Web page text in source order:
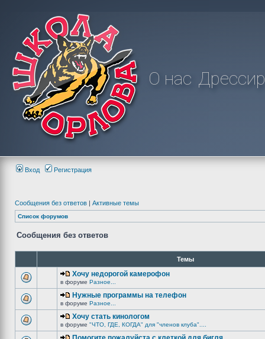
О нас
Вход Регистрация
Сообщения без ответов | Активные темы
Список форумов
Сообщения без ответов
Темы
Хочу недорогой камерофон
в форуме Разное...
Нужные программы на телефон
в форуме Разное...
Хочу стать кинологом
в форуме "ЧТО, ГДЕ, КОГДА" для "членов клуба"....